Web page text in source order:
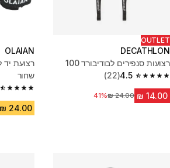
OUTLET
DECATHLON
רצועות סנפירים לבודיבורד 100
4.5
4.5 out of 5 stars from 22 reviews
(22)
מחיר לפני הנחה‏24.00 ₪
41%
OLAIAN
שחור
4.7 out of 5 stars from 44 reviews